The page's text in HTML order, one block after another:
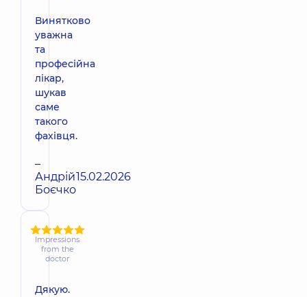
Винятково
уважна
та
професійна
лікар,
шукав
саме
такого
фахівця.
–
Андрій
Боєчко
15.02.2026
Impressions
from the
doctor
Дякую.